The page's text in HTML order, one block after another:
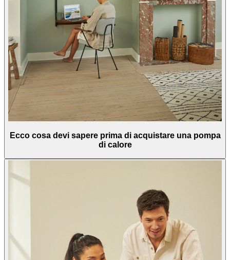
Ecco cosa devi sapere prima di acquistare una pompa
di calore